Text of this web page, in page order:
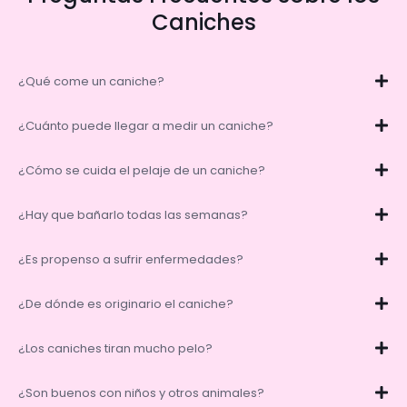
Caniches
¿Qué come un caniche?
¿Cuánto puede llegar a medir un caniche?
¿Cómo se cuida el pelaje de un caniche?
¿Hay que bañarlo todas las semanas?
¿Es propenso a sufrir enfermedades?
¿De dónde es originario el caniche?
¿Los caniches tiran mucho pelo?
¿Son buenos con niños y otros animales?